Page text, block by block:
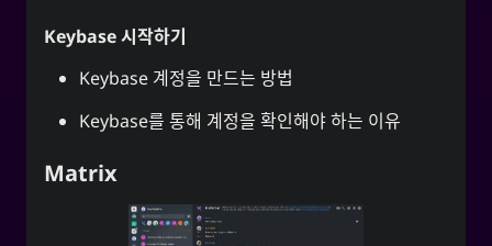
Keybase 시작하기
Keybase 계정을 만드는 방법
Keybase를 통해 계정을 확인해야 하는 이유
Matrix